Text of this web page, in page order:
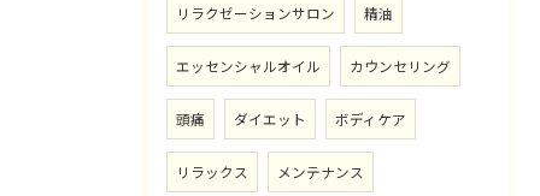
リラクゼーションサロン 精油
エッセンシャルオイル カウンセリング
頭痛 ダイエット ボディケア
リラックス メンテナンス